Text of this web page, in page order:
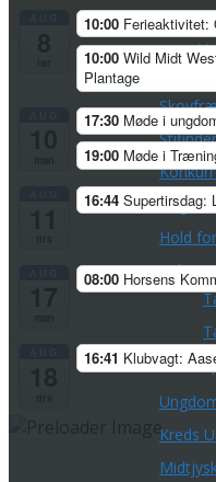
Unge
Hold
Kreds
10:00 Ferieaktivitet:
10:00 Wild Midt
Plantage
17:30 Møde i
19:00 Møde i
16:44 Supertirsdag:
08:00 Horsens
16:41 Klubvagt: